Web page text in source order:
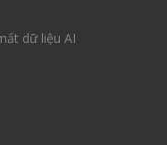
dữ liệu AI